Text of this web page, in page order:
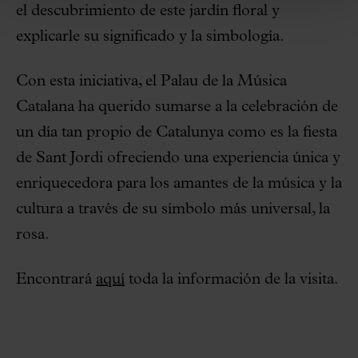
el descubrimiento de este jardín floral y
explicarle su significado y la simbología.
Con esta iniciativa, el Palau de la Música
Catalana ha querido sumarse a la celebración de
un día tan propio de Catalunya como es la fiesta
de Sant Jordi ofreciendo una experiencia única y
enriquecedora para los amantes de la música y la
cultura a través de su símbolo más universal, la
rosa.
Encontrará aquí toda la información de la visita.